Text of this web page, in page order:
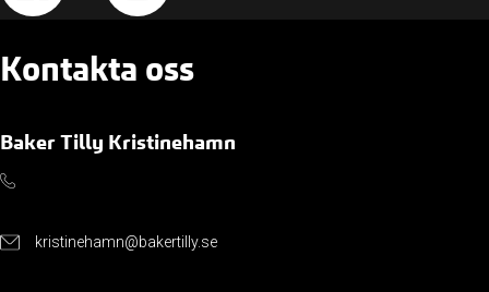
Kontakta oss
Baker Tilly Kristinehamn
kristinehamn@bakertilly.se